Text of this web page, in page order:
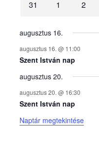
n
y
e
k
n
a
31
1 2
augusztus 16.
augusztus 16. @ 11:00
Szent István nap
augusztus 20.
augusztus 20. @ 16:30
Szent István nap
Naptár megtekintése